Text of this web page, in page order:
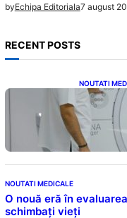
byEchipa Editoriala7 august
RECENT POSTS
NOUTATI
Impactul
Oxalic
NOUTATI MEDICALE
O nouă eră în
schimbați vieți